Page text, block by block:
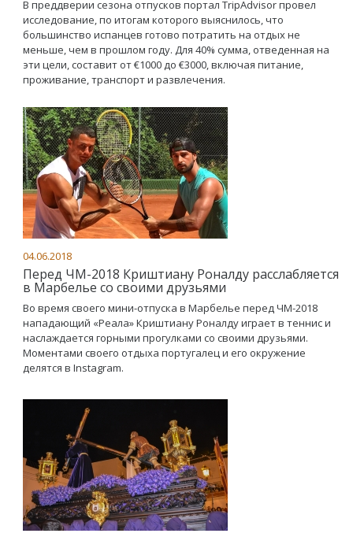
В преддверии сезона отпусков портал TripAdvisor провел
исследование, по итогам которого выяснилось, что
большинство испанцев готово потратить на отдых не
меньше, чем в прошлом году. Для 40% сумма, отведенная на
эти цели, составит от €1000 до €3000, включая питание,
проживание, транспорт и развлечения.
04.06.2018
Перед ЧМ-2018 Криштиану Роналду расслабляется
в Марбелье со своими друзьями
Во время своего мини-отпуска в Марбелье перед ЧМ-2018
нападающий «Реала» Криштиану Роналду играет в теннис и
наслаждается горными прогулками со своими друзьями.
Моментами своего отдыха португалец и его окружение
делятся в Instagram.